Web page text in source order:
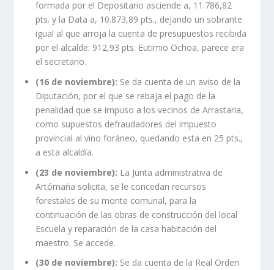
formada por el Depositario asciende a, 11.786,82
pts. y la Data a, 10.873,89 pts., dejando un sobrante
igual al que arroja la cuenta de presupuestos recibida
por el alcalde: 912,93 pts. Eutimio Ochoa, parece era
el secretario.
(16 de noviembre): Se da cuenta de un aviso de la
Diputación, por el que se rebaja el pago de la
penalidad que se impuso a los vecinos de Arrastaria,
como supuestos defraudadores del impuesto
provincial al vino foráneo, quedando esta en 25 pts.,
a esta alcaldía.
(23 de noviembre): La Junta administrativa de
Artómaña solicita, se le concedan recursos
forestales de su monte comunal, para la
continuación de las obras de construcción del local
Escuela y reparación de la casa habitación del
maestro. Se accede.
(30 de noviembre): Se da cuenta de la Real Orden